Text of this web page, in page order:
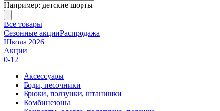
Например: детские шорты
Все товары
Сезонные акцииРаспродажа
Школа 2026
Акции
0-12
Аксессуары
Боди, песочники
Брюки, ползунки, штанишки
Комбинезоны